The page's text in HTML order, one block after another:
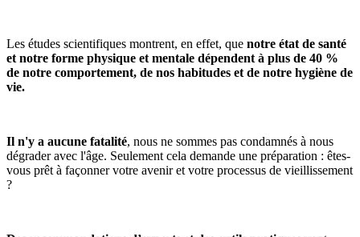
Les études scientifiques montrent, en effet, que notre état de santé
et notre forme physique et mentale dépendent à plus de 40 %
de notre comportement, de nos habitudes et de notre hygiène de
vie.
Il n'y a aucune fatalité, nous ne sommes pas condamnés à nous
dégrader avec l'âge. Seulement cela demande une préparation : êtes-
vous prêt à façonner votre avenir et votre processus de vieillissement
?